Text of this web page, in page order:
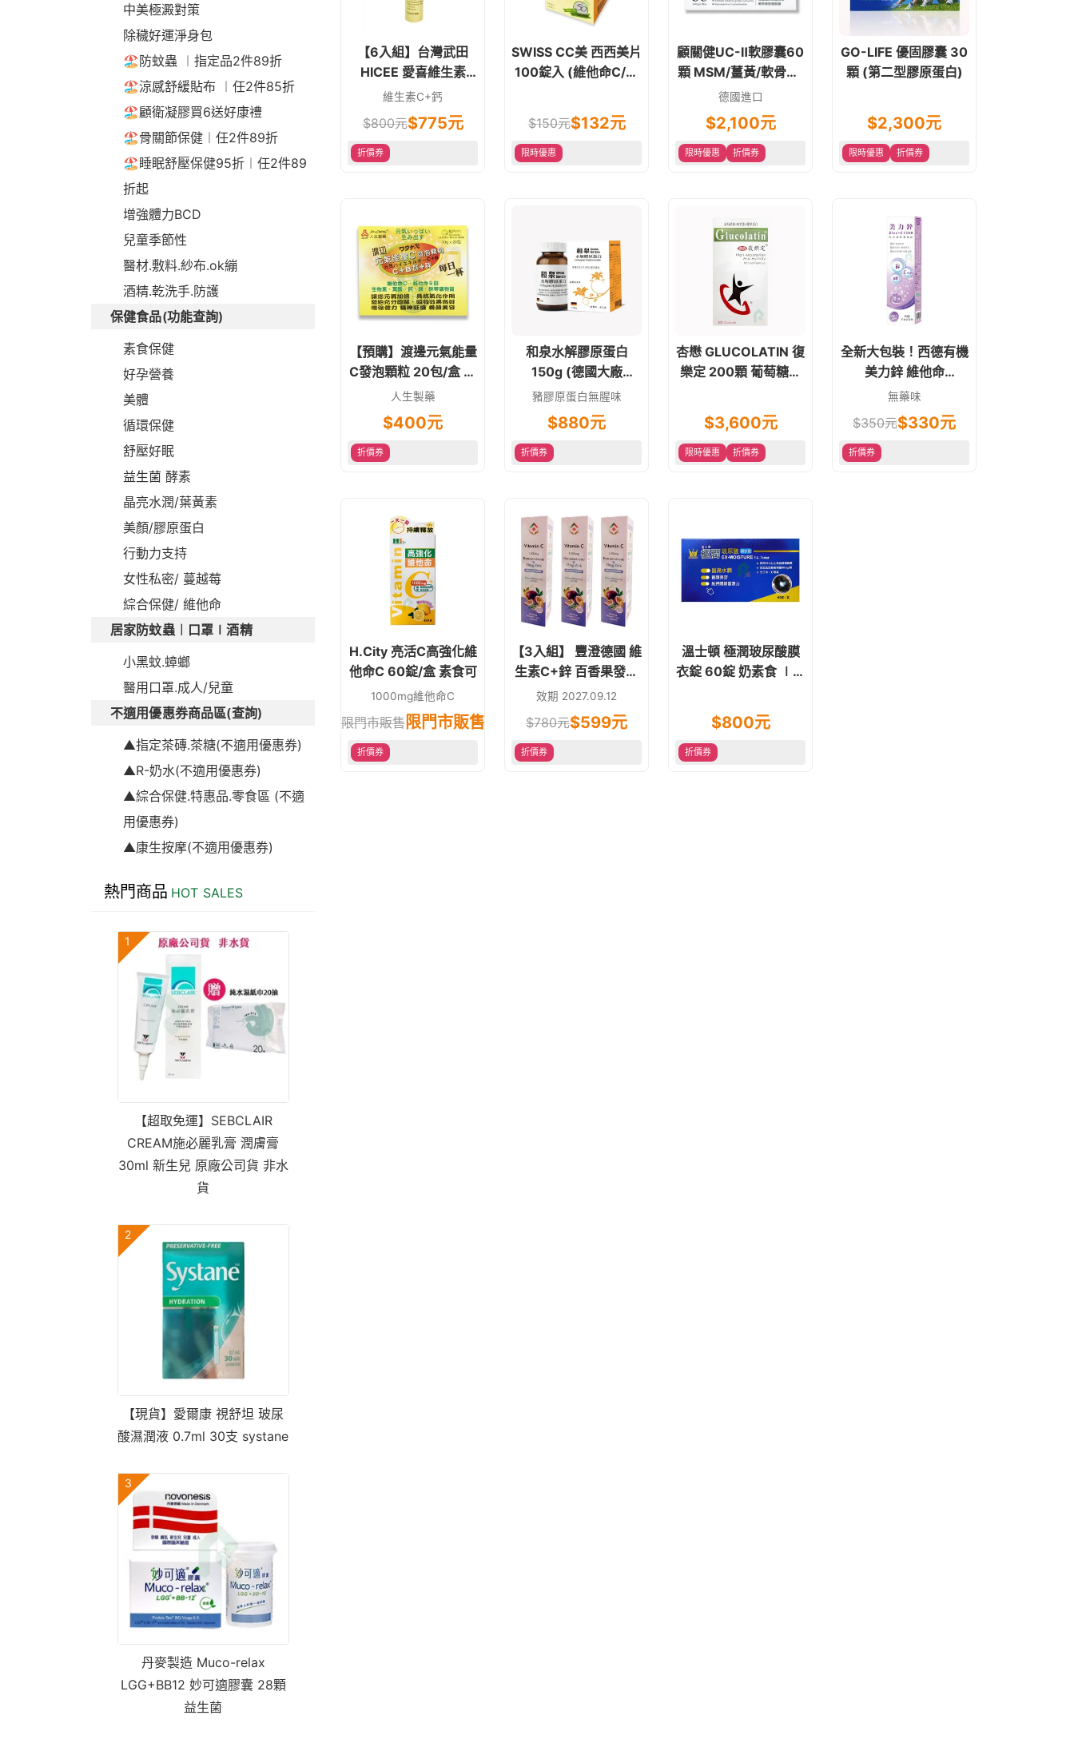
中美極澱對策
除穢好運淨身包
🏖️防蚊蟲 ︱指定品2件89折
🏖️涼感舒緩貼布 ︱任2件85折
🏖️顧衛凝膠買6送好康禮
🏖️骨關節保健︱任2件89折
🏖️睡眠舒壓保健95折︱任2件89
折起
增強體力BCD
兒童季節性
醫材.敷料.紗布.ok繃
酒精.乾洗手.防護
保健食品(功能查詢)
素食保健
好孕營養
美體
循環保健
舒壓好眠
益生菌 酵素
晶亮水潤/葉黃素
美顏/膠原蛋白
行動力支持
女性私密/ 蔓越莓
綜合保健/ 維他命
居家防蚊蟲︱口罩∣酒精
小黑蚊.蟑螂
醫用口罩.成人/兒童
不適用優惠券商品區(查詢)
▲指定茶磚.茶糖(不適用優惠券)
▲R-奶水(不適用優惠券)
▲綜合保健.特惠品.零食區 (不適
用優惠券)
▲康生按摩(不適用優惠券)
熱門商品 HOT SALES
1
【超取免運】SEBCLAIR
CREAM施必麗乳膏 潤膚膏
30ml 新生兒 原廠公司貨 非水
貨
2
【現貨】愛爾康 視舒坦 玻尿
酸濕潤液 0.7ml 30支 systane
3
丹麥製造 Muco-relax
LGG+BB12 妙可適膠囊 28顆
益生菌
【6入組】台灣武田
HICEE 愛喜維生素
C+鈣 檸檬 口嚼錠 20
錠
維生素C+鈣
$800元$775元
折價券
SWISS CC美 西西美片
100錠入 (維他命C/維
$150元$132元
限時優惠
顧關健UC-Ⅱ軟膠囊60
顆 MSM/薑黃/軟骨素/
葡萄糖胺/膠原蛋白
德國進口
$2,100元
限時優惠 折價券
GO-LIFE 優固膠囊 30
顆 (第二型膠原蛋白)
$2,300元
限時優惠 折價券
【預購】渡邊元氣能量
C發泡顆粒 20包/盒 維
他命C+B群+鋅
人生製藥
$400元
折價券
和泉水解膠原蛋白
150g (德國大廠
GELITA優質原料)
豬膠原蛋白無腥味
$880元
折價券
杏懋 GLUCOLATIN 復
樂定 200顆 葡萄糖胺
$3,600元
限時優惠 折價券
全新大包裝！西德有機
美力鋅 維他命
C1000+B群+鋅 發泡
錠 葡萄口味 15錠 素食
可
無藥味
$350元$330元
折價券
H.City 亮活C高強化維
他命C 60錠/盒 素食可
1000mg維他命C
限門市販售限門市販售
折價券
【3入組】 豐澄德國 維
生素C+鋅 百香果發泡
錠20錠 (維他命C)原泰
貿豐 含甜菜根 素食品
效期 2027.09.12
$780元$599元
折價券
溫士頓 極潤玻尿酸膜
衣錠 60錠 奶素食 ∣美
$800元
折價券